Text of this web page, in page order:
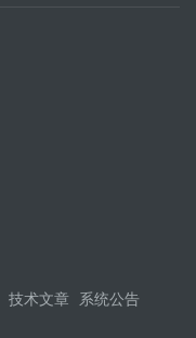
技术文章 系统公告